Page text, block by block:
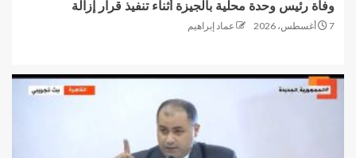
وفاة رئيس وحدة محلية بالجيزة أثناء تنفيذ قرار إزالة
7 أغسطس، 2026 عماد إبراهيم